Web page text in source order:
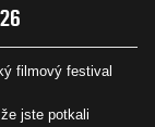
filmový festival
jste potkali